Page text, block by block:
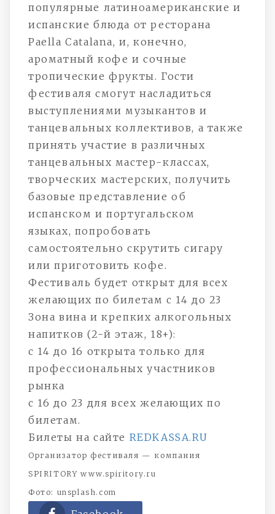
популярные латиноамериканские и
испанские блюда от ресторана
Paella Catalana, и, конечно,
ароматный кофе и сочные
тропические фрукты. Гости
фестиваля смогут насладиться
выступлениями музыкантов и
танцевальных коллективов, а также
принять участие в различных
танцевальных мастер-классах,
творческих мастерских, получить
базовые представление об
испанском и португальском
языках, попробовать
самостоятельно скрутить сигару
или приготовить кофе.
Фестиваль будет открыт для всех
желающих по билетам с 14 до 23
Зона вина и крепких алкогольных
напитков (2-й этаж, 18+):
с 14 до 16 открыта только для
профессиональных участников
рынка
с 16 до 23 для всех желающих по
билетам.
Билеты на сайте REDKASSA.RU
Организатор фестиваля — компания
SPIRITORY www.spiritory.ru
Фото: unsplash.com